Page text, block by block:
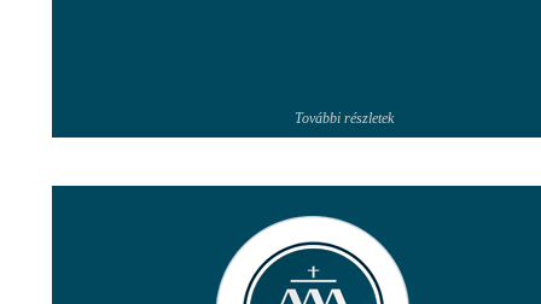
További részletek